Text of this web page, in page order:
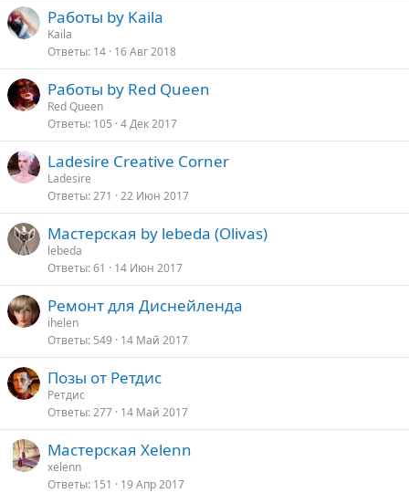
Работы by Kaila
Kaila
Ответы 14 16 Авг 2018
Работы by Red Queen
Red Queen
Ответы 105 4 Дек 2017
Ladesire Creative Corner
Ladesire
Ответы 271 22 Июн 2017
Мастерская by lebeda (Olivas)
lebeda
Ответы 61 14 Июн 2017
Ремонт для Диснейленда
ihelen
Ответы 549 14 Май 2017
Позы от Ретдис
Ретдис
Ответы 277 14 Май 2017
Мастерская Xelenn
xelenn
Ответы 151 19 Апр 2017